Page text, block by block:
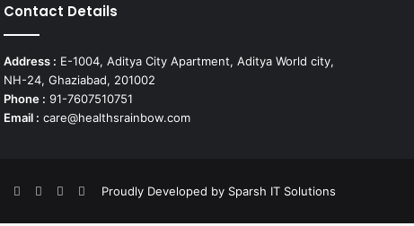
Contact Details
Address : E-1004, Aditya City Apartment, Aditya World city,
NH-24, Ghaziabad, 201002
Phone : 91-7607510751
Email : care@healthsrainbow.com
Proudly Developed by Sparsh IT Solutions
PinterestLinkedInYouTubeInstagram
TikTok